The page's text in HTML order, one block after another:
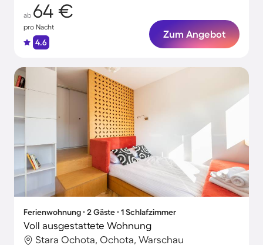
ab 64 €
pro Nacht
4.6
Zum Angebot
Ferienwohnung ∙ 2 Gäste ∙ 1 Schlafzimmer
Voll ausgestattete Wohnung
Stara Ochota, Ochota, Warschau